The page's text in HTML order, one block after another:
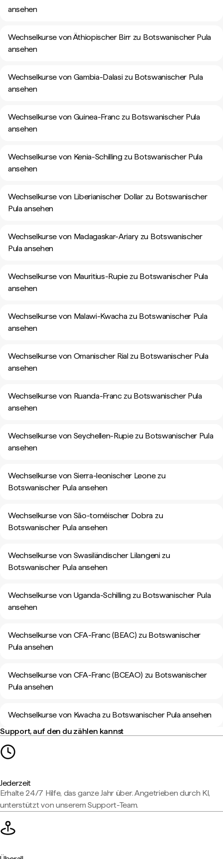
ansehen
Wechselkurse von Äthiopischer Birr zu Botswanischer Pula
ansehen
Wechselkurse von Gambia-Dalasi zu Botswanischer Pula
ansehen
Wechselkurse von Guinea-Franc zu Botswanischer Pula
ansehen
Wechselkurse von Kenia-Schilling zu Botswanischer Pula
ansehen
Wechselkurse von Liberianischer Dollar zu Botswanischer
Pula ansehen
Wechselkurse von Madagaskar-Ariary zu Botswanischer
Pula ansehen
Wechselkurse von Mauritius-Rupie zu Botswanischer Pula
ansehen
Wechselkurse von Malawi-Kwacha zu Botswanischer Pula
ansehen
Wechselkurse von Omanischer Rial zu Botswanischer Pula
ansehen
Wechselkurse von Ruanda-Franc zu Botswanischer Pula
ansehen
Wechselkurse von Seychellen-Rupie zu Botswanischer Pula
ansehen
Wechselkurse von Sierra-leonischer Leone zu
Botswanischer Pula ansehen
Wechselkurse von São-toméischer Dobra zu
Botswanischer Pula ansehen
Wechselkurse von Swasiländischer Lilangeni zu
Botswanischer Pula ansehen
Wechselkurse von Uganda-Schilling zu Botswanischer Pula
ansehen
Wechselkurse von CFA-Franc (BEAC) zu Botswanischer
Pula ansehen
Wechselkurse von CFA-Franc (BCEAO) zu Botswanischer
Pula ansehen
Wechselkurse von Kwacha zu Botswanischer Pula ansehen
Support, auf den du zählen kannst
Jederzeit
Erhalte 24/7 Hilfe, das ganze Jahr über. Angetrieben durch KI,
unterstützt von unserem Support-Team.